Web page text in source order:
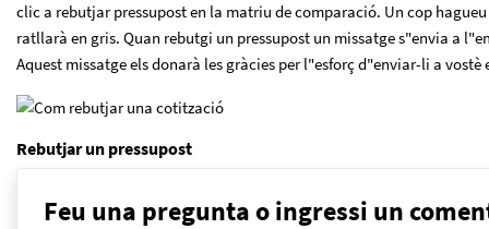
clic a rebutjar pressupost en la matriu de comparació. Un cop
ratllarà en gris. Quan rebutgi un pressupost un missatge s"envia a
Aquest missatge els donarà les gràcies per l"esforç d"enviar-li a vostè
Rebutjar un pressupost
Feu una pregunta o ingressi un